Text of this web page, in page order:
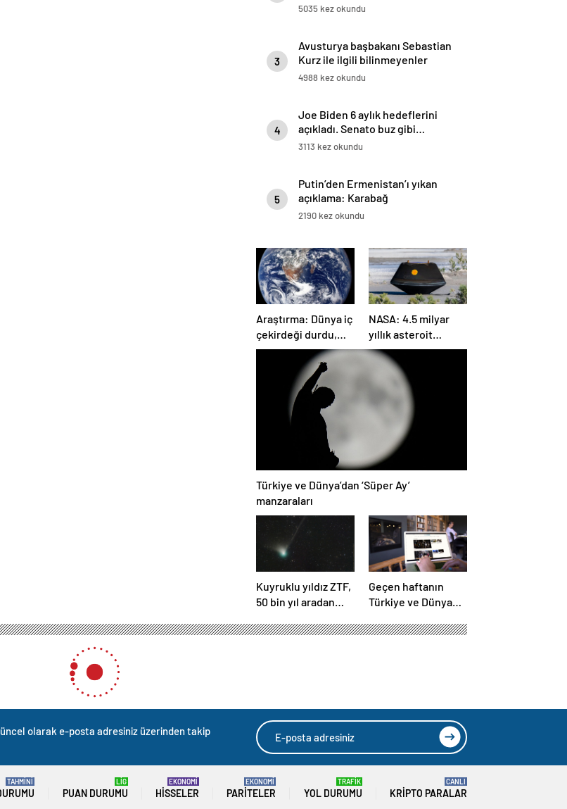
5035 kez okundu
3
Avusturya başbakanı Sebastian
Kurz ile ilgili bilinmeyenler
4988 kez okundu
4
Joe Biden 6 aylık hedeflerini
açıkladı. Senato buz gibi…
3113 kez okundu
5
Putin’den Ermenistan’ı yıkan
açıklama: Karabağ
Azerbaycan’ın ayrılmaz bir
2190 kez okundu
Araştırma: Dünya iç
çekirdeği durdu,
ters yönde dönüyor
NASA: 4.5 milyar
yıllık asteroit
örnekleri Dünya’ya
getirildi; yaşamın
başlangıcına ışık
Türkiye ve Dünya’dan ‘Süper Ay’
manzaraları
Kuyruklu yıldız ZTF,
50 bin yıl aradan
kez çok yaklaşacak
Geçen haftanın
Türkiye ve Dünya
ettiniz mi?
olarak e-posta adresiniz üzerinden takip
TAHMİNİ
PUAN DURUMU
LİG
HISSELER
EKONOMİ
PARITELER
EKONOMİ
YOL DURUMU
TRAFİK
KRIPTO PARALAR
CANLI